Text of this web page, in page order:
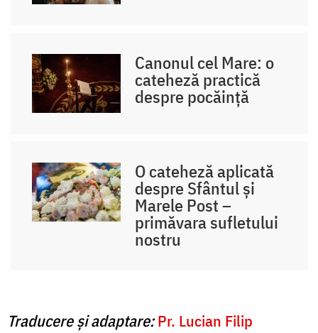
Canonul cel Mare: o
cateheză practică
despre pocăință
O cateheză aplicată
despre Sfântul și
Marele Post –
primăvara sufletului
nostru
Traducere și adaptare:Pr. Lucian Filip